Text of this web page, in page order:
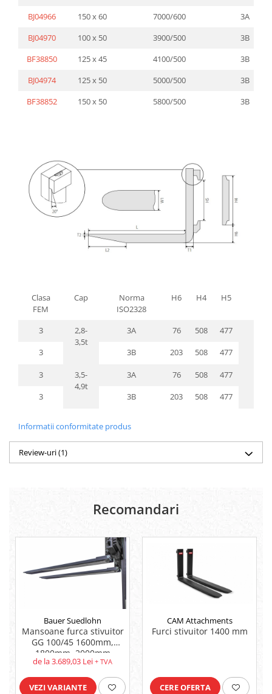
BJ04966
150 x 60 7000/600
3A
BJ04970
100 x 50 3900/500
3B
BF38850
125 x 45 4100/500
3B
BJ04974
125 x 50 5000/500
3B
BF38852
150 x 50 5800/500 3B
Clasa
FEM
Cap
Norma
ISO2328
H6 H4 H5
3
2,8-
3,5t
3A 76 508 477
3 3B 203 508 477
3
3,5-
4,9t
3A 76 508 477
3 3B 203 508 477
Informatii conformitate produs
Review-uri(1)
Recomandari
Bauer Suedlohn
Mansoane furca stivuitor
GG 100/45 1600mm,
1800mm, 2000mm
de la 3.689,03 Lei + TVA
VEZI VARIANTE
CAM Attachments
Furci stivuitor 1400 mm
CERE OFERTA